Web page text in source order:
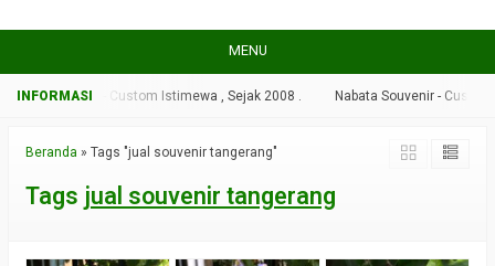
MENU
Souvenir - Custom Istimewa , Sejak 2008 . Nabata Souvenir - Custom
Beranda » Tags "jual souvenir tangerang"
Tags jual souvenir tangerang